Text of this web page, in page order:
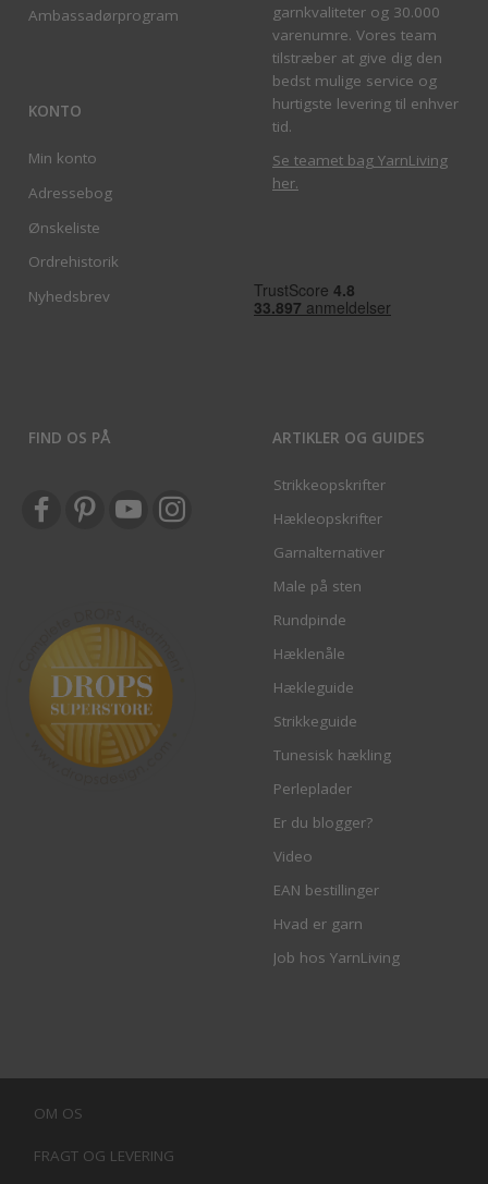
Ambassadørprogram
KONTO
Min konto
Adressebog
Ønskeliste
Ordrehistorik
Nyhedsbrev
garnkvaliteter og 30.000
varenumre. Vores team
tilstræber at give dig den
bedst mulige service og
hurtigste levering til enhver
tid.
Se teamet bag YarnLiving
her.
FIND OS PÅ ARTIKLER OG GUIDES
Strikkeopskrifter
Hækleopskrifter
Garnalternativer
Male på sten
Rundpinde
Hæklenåle
Hækleguide
Strikkeguide
Tunesisk hækling
Perleplader
Er du blogger?
Video
EAN bestillinger
Hvad er garn
Job hos YarnLiving
OM OS
FRAGT OG LEVERING